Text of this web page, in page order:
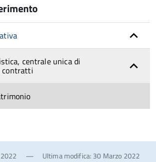
centrale unica di
contratti
— Ultima modifica: 30 Marzo 2022